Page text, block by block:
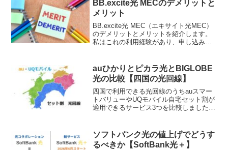
BB.excite光 MECのデメリットと
メリット
BB.excite光 MEC（エキサイト光MEC）
のデメリットとメリットを紹介します。
私はこれの利用経験があり、申し込み前
した。
auひかりとピカラ光とBIGLOBE
光の比較【四国の光回線】
四国で利用できる光回線のうちauスマー
トバリューやUQモバイル自宅セット割が
適用できるサービス3つを比較しました。
みてください。
ソフトバンク光の値上げでどうす
るべきか【SoftBank光＋】